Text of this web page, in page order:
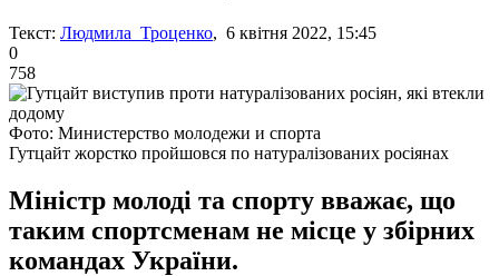
Текст: Людмила Троценко, 6 квітня 2022, 15:45
0
758
Фото: Министерство молодежи и спорта
Гутцайт жорстко пройшовся по натуралізованих росіянах
Міністр молоді та спорту вважає, що
таким спортсменам не місце у збірних
командах України.